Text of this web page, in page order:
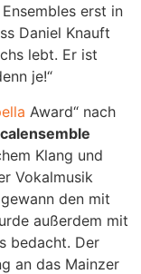
erst in
Daniel Knauft
lebt. Er ist
je!“
Award“ nach
Klang und
Vokalmusik
den mit
außerdem mit
bedacht. Der
an das Mainzer